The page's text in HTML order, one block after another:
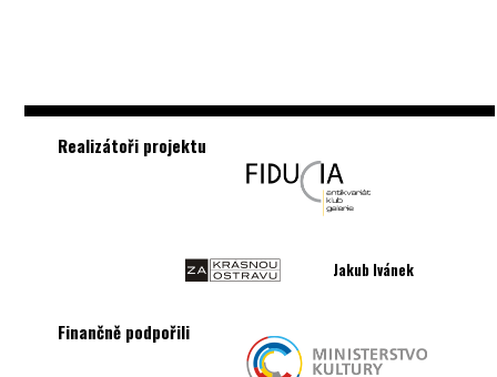
Realizátoři projektu
Jakub Ivánek
Finančně podpořili